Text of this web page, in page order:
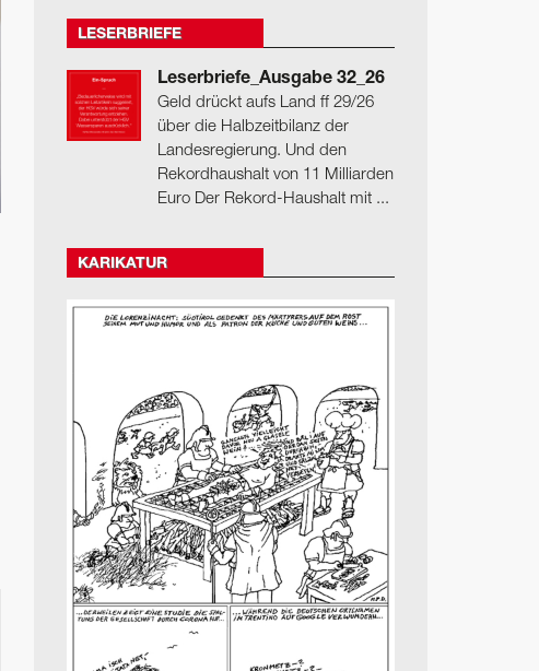
LESERBRIEFE
Leserbriefe_Ausgabe 32_26
Geld drückt aufs Land ff 29/26
über die Halbzeitbilanz der
Landesregierung. Und den
Rekordhaushalt von 11 Milliarden
Euro Der Rekord-Haushalt mit ...
KARIKATUR